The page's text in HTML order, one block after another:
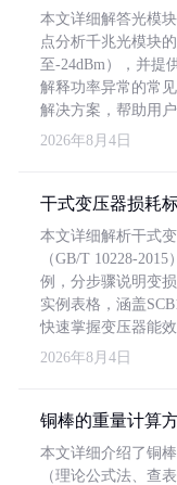
本文详细解答光模
点分析千兆光模块
至-24dBm），并提
解释功率异常的常
解决方案，帮助用
2026年8月4日
干式变压器损耗
本文详细解析干式
（GB/T 10228-
例，分步骤说明变
实例表格，涵盖
快速掌握变压器能效
2026年8月4日
铜棒的重量计算
本文详细介绍了铜
（理论公式法、查